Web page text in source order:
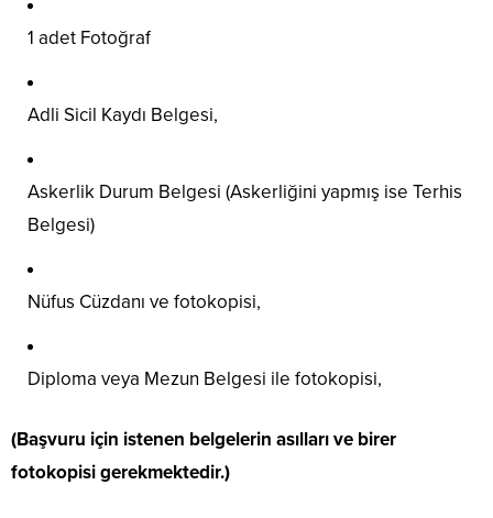
1 adet Fotoğraf
Adli Sicil Kaydı Belgesi,
Askerlik Durum Belgesi (Askerliğini yapmış ise Terhis
Belgesi)
Nüfus Cüzdanı ve fotokopisi,
Diploma veya Mezun Belgesi ile fotokopisi,
(Başvuru için istenen belgelerin asılları ve birer
fotokopisi gerekmektedir.)